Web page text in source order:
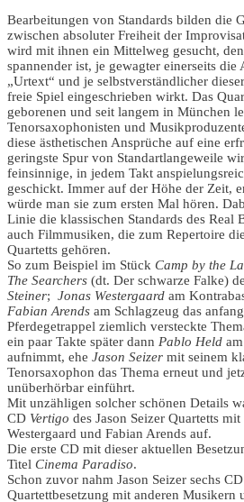
Bearbeitungen von Standards bilden die
zwischen absoluter Freiheit der
wird mit ihnen ein Mittelweg gesucht,
spannender ist, je gewagter einerseits die
„Urtext“ und je selbstverständlicher
freie Spiel eingeschrieben wirkt. Das
geborenen und seit langem in München
Tenorsaxophonisten und
diese ästhetischen Ansprüche auf eine
geringste Spur von Standartlangeweile
feinsinnige, in jedem Takt
geschickt. Immer auf der Höhe der Zeit,
würde man sie zum ersten Mal hören.
Linie die klassischen Standards des Real
auch Filmmusiken, die zum Repertoire
Quartetts gehören.
So zum Beispiel im Stück Camp by the
The Searchers (dt. Der schwarze Falke)
Steiner; Jonas Westergaard am
Fabian Arends am Schlagzeug das
Pferdegetrappel ziemlich versteckte
ein paar Takte später dann Pablo Held
aufnimmt, ehe Jason Seizer mit seinem
Tenorsaxophon das Thema erneut und
unüberhörbar einführt.
Mit unzähligen solcher schönen Details
CD Vertigo des Jason Seizer Quartetts
Westergaard und Fabian Arends auf.
Die erste CD mit dieser aktuellen
Titel Cinema Paradiso.
Schon zuvor nahm Jason Seizer sechs
Quartettbesetzung mit anderen Musikern